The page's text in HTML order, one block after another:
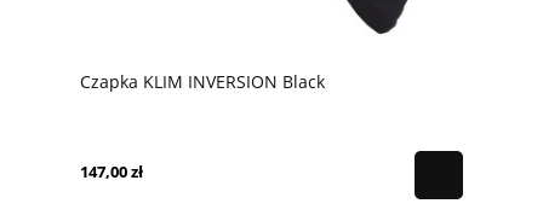
Czapka KLIM INVERSION Black
147,00 zł